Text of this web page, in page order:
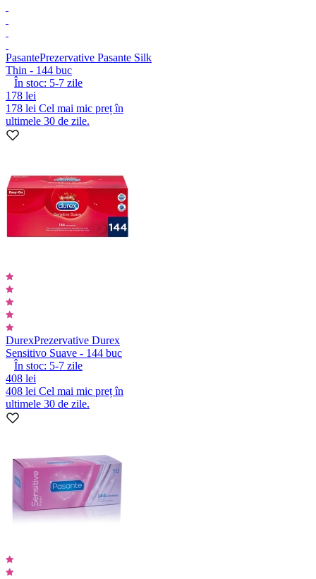
PasantePrezervative Pasante Silk
Thin - 144 buc
În stoc: 5-7 zile
178 lei
178 lei Cel mai mic preț în
ultimele 30 de zile.
DurexPrezervative Durex
Sensitivo Suave - 144 buc
În stoc: 5-7 zile
408 lei
408 lei Cel mai mic preț în
ultimele 30 de zile.